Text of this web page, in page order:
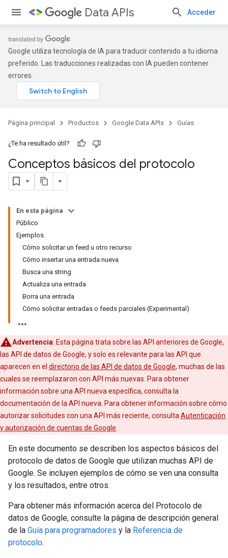
Data APIs Acceder
Google utiliza tecnología de IA para traducir contenido a tu idioma
preferido. Las traducciones realizadas con IA pueden contener
errores.
Página principal Productos Google Data APIs Guías
¿Te ha resultado útil?
Conceptos básicos del protocolo
En esta página
Público
Ejemplos
Cómo solicitar un feed u otro recurso
Cómo insertar una entrada nueva
Busca una string
Actualiza una entrada
Borra una entrada
Cómo solicitar entradas o feeds parciales (Experimental)
Advertencia: Esta página trata sobre las API anteriores de Google,
las API de datos de Google, y solo es relevante para las API que
aparecen en el directorio de las API de datos de Google, muchas de las
cuales se reemplazaron con API más nuevas. Para obtener
información sobre una API nueva específica, consulta la
documentación de la API nueva. Para obtener información sobre cómo
autorizar solicitudes con una API más reciente, consulta Autenticación
y autorización de cuentas de Google
En este documento se describen los aspectos básicos del
protocolo de datos de Google que utilizan muchas API de
Google. Se incluyen ejemplos de cómo se ven una consulta
y los resultados, entre otros.
Para obtener más información acerca del Protocolo de
datos de Google, consulte la página de descripción general
de la Guía para programadores y la Referencia de
protocolo.